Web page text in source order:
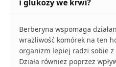
i glukozy we krwi?
Berberyna wspomaga
wrażliwość komórek na ten
organizm lepiej radzi sobie
Działa również poprzez